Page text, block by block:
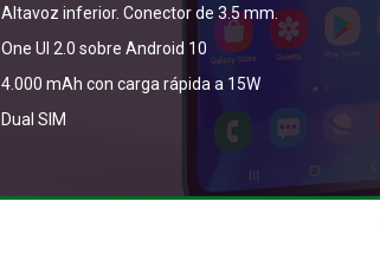
Altavoz inferior. Conector de 3.5 mm.
One UI 2.0 sobre Android 10
4.000 mAh con carga rápida a 15W
Dual SIM